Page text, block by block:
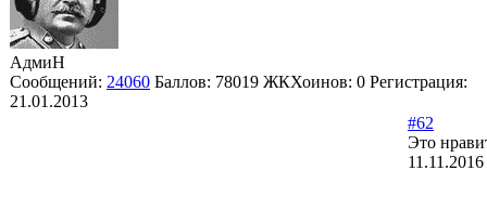
АдмиН
Сообщений: 24060 Баллов: 78019 ЖКХоинов: 0 Регистрация:
21.01.2013
#62
Это